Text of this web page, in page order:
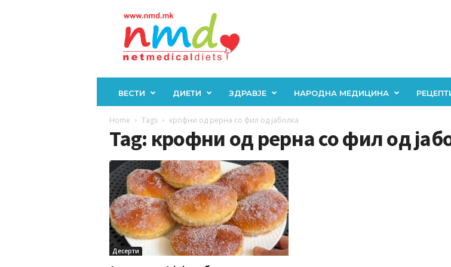
ВЕСТИ ДИЕТИ ЗДРАВЈЕ НАРОДНА МЕДИЦИНА
Home Tags крофни од рерна со фил од јаболка
Tag: крофни од рерна со фил од
Десерти